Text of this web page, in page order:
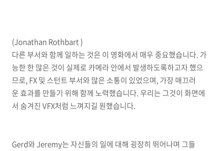
(Jonathan Rothbart )
다른 부서와 함께 일하는 것은 이 영화에서 매우 중요했습니다. 가
능한 한 많은 것이 실제로 카메라 안에서 발생하도록하고자 했으
므로, FX 및 스턴트 부서와 많은 소통이 있었으며, 가장 매끄러
운 효과를 만들기 위해 함께 노력했습니다. 우리는 그것이 화면에
서 숨겨진 VFX처럼 느껴지길 원했습니다.
Gerd와 Jeremy는 자신들의 일에 대해 굉장히 뛰어나며 그들